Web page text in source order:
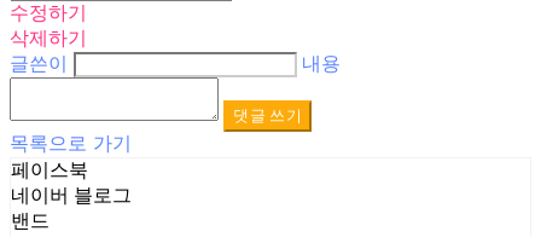
수정하기
삭제하기
글쓴이
내용
댓글 쓰기
목록으로 가기
페이스북
네이버 블로그
밴드